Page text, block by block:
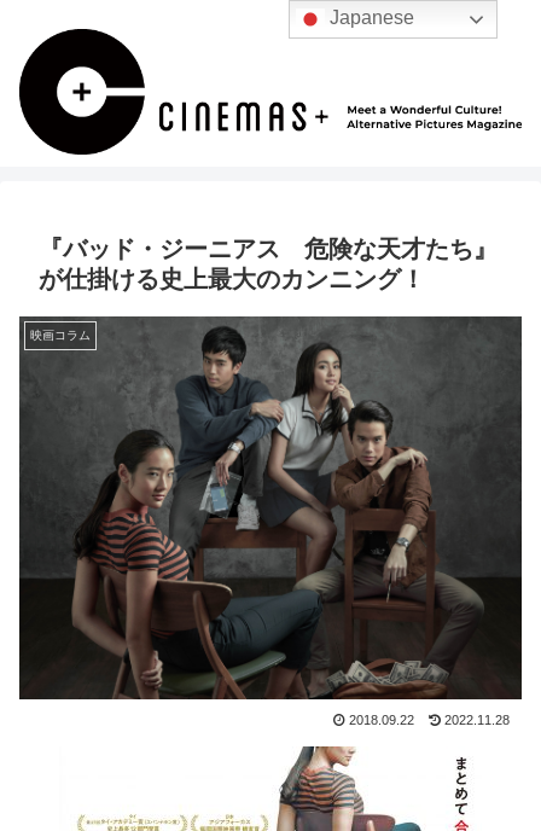
『バッド・ジーニアス 危険な天才たち』
が仕掛ける史上最大のカンニング！
映画コラム
2018.09.22 2022.11.28
Japanese